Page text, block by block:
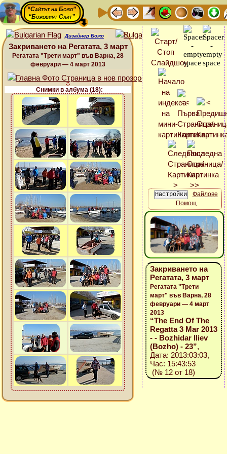
“Сайтът на Божо”
“Божовият Сайт”
Дизайнер Божо
Закриването на Регатата, 3 март
Регатата "Трети март" във Варна, 28
февруари — 4 март 2013
Снимки в албума (18):
Файлове
Помощ
Закриването на
Регатата, 3 март
Регатата "Трети
март" във Варна, 28
февруари — 4 март
2013
“The End Of The
Regatta 3 Mar 2013
- - Bozhidar Iliev
(Bozho) - 23”,
Дата: 2013:03:03,
Час: 15:43:53
(№ 12 от 18)